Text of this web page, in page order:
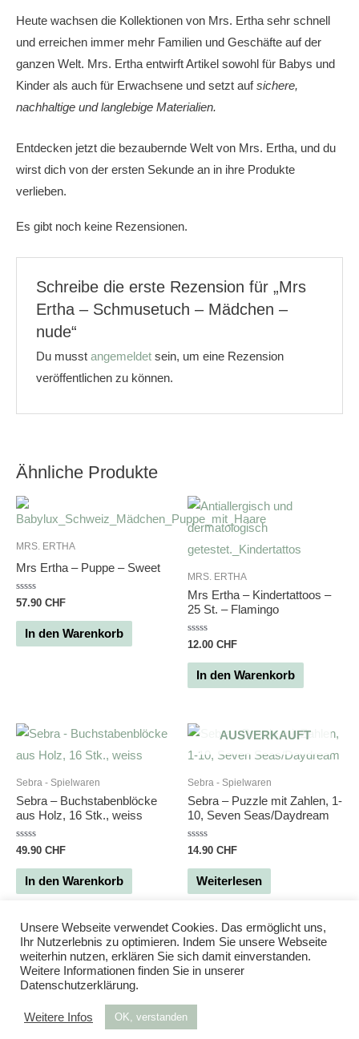
Heute wachsen die Kollektionen von Mrs. Ertha sehr schnell
und erreichen immer mehr Familien und Geschäfte auf der
ganzen Welt. Mrs. Ertha entwirft Artikel sowohl für Babys und
Kinder als auch für Erwachsene und setzt aufsichere,
nachhaltige und langlebige Materialien.
Entdecken jetzt die bezaubernde Welt von Mrs. Ertha, und du
wirst dich von der ersten Sekunde an in ihre Produkte
verlieben.
Es gibt noch keine Rezensionen.
Schreibe die erste Rezension für „Mrs
Ertha – Schmusetuch – Mädchen –
nude“
Du musstangemeldet sein, um eine Rezension
veröffentlichen zu können.
Ähnliche Produkte
MRS. ERTHA
Mrs Ertha – Puppe – Sweet
Bewertet
mit
0
von
57.90 CHF
In den Warenkorb
MRS. ERTHA
Mrs Ertha – Kindertattoos –
25 St. – Flamingo
Bewertet
mit
0
von
12.00 CHF
In den Warenkorb
Sebra - Spielwaren
Sebra – Buchstabenblöcke
aus Holz, 16 Stk., weiss
Bewertet
0
von
49.90 CHF
In den Warenkorb
AUSVERKAUFT
Sebra - Spielwaren
Sebra – Puzzle mit Zahlen, 1-
10, Seven Seas/Daydream
Bewertet
0
von
14.90 CHF
Weiterlesen
Unsere Webseite verwendet Cookies. Das ermöglicht uns,
Ihr Nutzerlebnis zu optimieren. Indem Sie unsere Webseite
weiterhin nutzen, erklären Sie sich damit einverstanden.
Weitere Informationen finden Sie in unserer
Datenschutzerklärung.
Weitere Infos OK, verstanden